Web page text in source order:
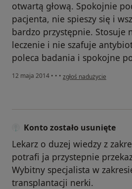
otwartą głową. Spokojnie
pacjenta, nie spieszy się i
bardzo przystępnie. Stosuje
leczenie i nie szafuje
poleca badania i spokojne
12 maja 2014 • • • w opinii użytkownika
zgłoś nadużycie
Konto zostało usunięte
Lekarz o duzej wiedzy z
potrafi ja przystepnie
Wybitny specjalista w
transplantacji nerki.